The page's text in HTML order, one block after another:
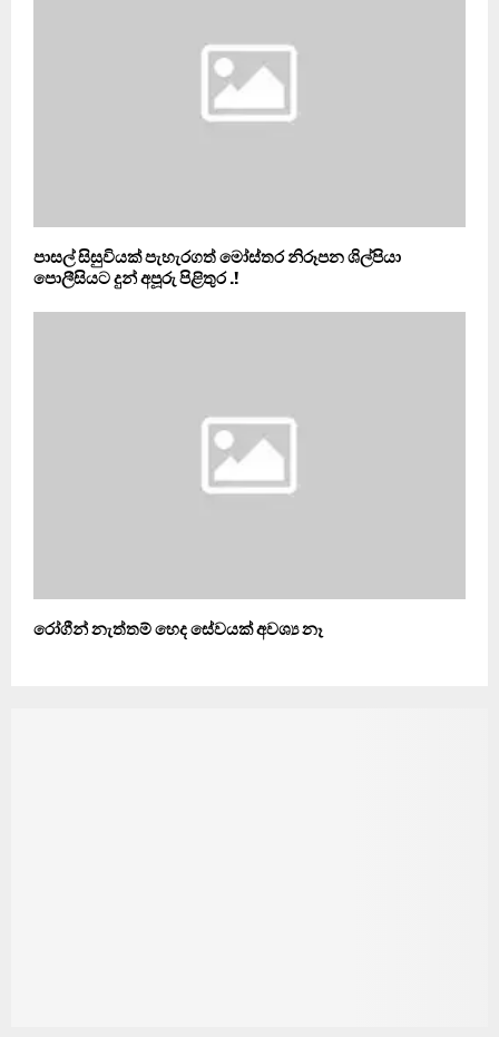
පාසල් සිසුවියක් පැහැරගත් මෝස්තර නිරූපන ශිල්පියා
පොලීසියට දුන් අපූරු පිළිතුර .!
රෝගීන් නැත්තම් හෙද සේවයක් අවශ්‍ය නෑ